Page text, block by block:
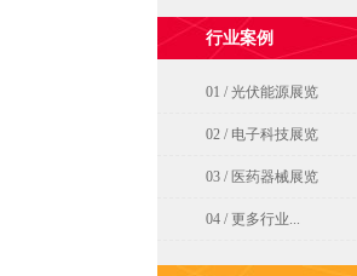
行业案例
01 / 光伏能源展览
02 / 电子科技展览
03 / 医药器械展览
04 / 更多行业...